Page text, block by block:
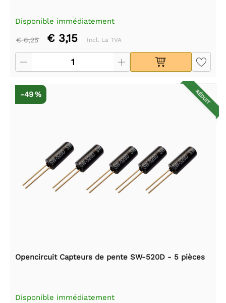
Disponible immédiatement
€ 6,25 € 3,15 Incl. La TVA
RÉDUIT
-49 %
Opencircuit Capteurs de pente SW-520D - 5 pièces
Disponible immédiatement